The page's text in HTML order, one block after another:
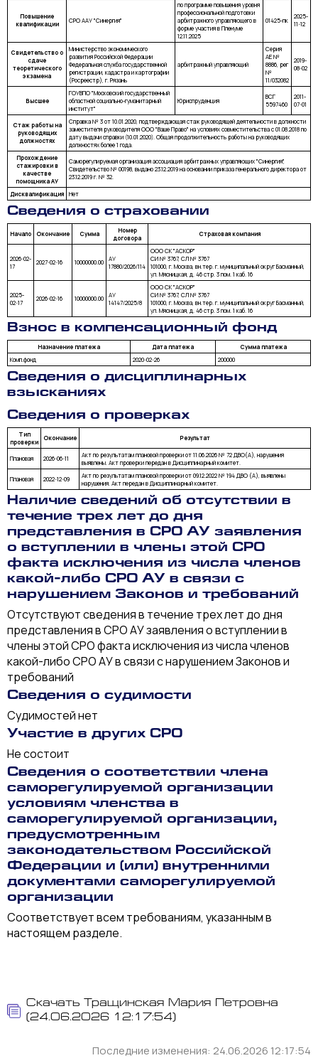
Повышение
квалификации
СРО ААУ "Синергия"
по программе повышения уровня
профессиональной подготовки
арбитражного управляющего в
форме участия в Пленуме
12.11.2025
01425-пк
2025-
11-12
Свидетельство о
сдаче
теоретического
экзамена
Министерство экономического
развития Российской Федерации
Федеральная служба государственной
регистрации, кадастра и картографии
(Росреестр), г. Рязань
арбитражный управляющий
Серия
АЕ №
8886, рег
№
11/032082
2019-
08-02
Высшее
ГОУВПО "Московский государственный
областной социально-гуманитарный
институт"
Юриспруденция
ВСГ
5597460
2011-
07-01
Стаж работы на
руководящих
должностях
Справка № 3 от 10.01.2020, подтверждающая стаж руководящей деятельности в должности
заместителя руководителя ООО "Ваше Право" на условиях совместительства с 01.08.2018 по
дату выдачи справки (10.01.2020). Общая продолжительность работы на руководящих
должностях более 1 года.
Прохождение
стажировки в
качестве
помощника АУ
Саморегулируемая организация ассоциация арбитражных управляющих "Синергия",
Свидетельство № 00198, выдано 23.12.2019 на основании приказа генерального директора от
23.12.2019 г. № 32.
Дисквалификация Нет
Сведения о страховании
Начало Окончание Сумма
Номер
договора
Страховая компания
2026-02-
17
2027-02-16 10000000.00
АУ
17880/2026/114
ООО СК "АСКОР"
СИ № 3767, СЛ № 3767
101000, г. Москва, вн.тер. г. муниципальный округ Басманный,
ул. Мясницкая, д. 46 стр. 3 пом. 1 каб. 16
2025-
02-17
2026-02-16 10000000.00
АУ
14147/2025/8
ООО СК "АСКОР"
СИ № 3767, СЛ № 3767
101000, г. Москва, вн.тер. г. муниципальный округ Басманный,
ул. Мясницкая, д. 46 стр. 3 пом. 1 каб. 16
Взнос в компенсационный фонд
Назначение платежа Дата платежа
Сумма платежа
Комп.фонд
2020-02-26 200000
Сведения о дисциплинарных
взысканиях
Сведения о проверках
Тип
проверки
Окончание Результат
Плановая 2026-06-11
Акт по результатам плановой проверки от 11.06.2026 № 72 ДВО(А), нарушения
выявлены. Акт проверки передан в Дисциплинарный комитет.
Плановая 2022-12-09
Акт по результатам плановой проверки от 09.12.2022 № 194 ДВО (А), выявлены
нарушения. Акт передан в Дисциплинарный комитет.
Наличие сведений об отсутствии в
течение трех лет до дня
представления в СРО АУ заявления
о вступлении в члены этой СРО
факта исключения из числа членов
какой-либо СРО АУ в связи с
нарушением Законов и требований
Отсутствуют сведения в течение трех лет до дня
представления в СРО АУ заявления о вступлении в
члены этой СРО факта исключения из числа членов
какой-либо СРО АУ в связи с нарушением Законов и
требований
Сведения о судимости
Судимостей нет
Участие в других СРО
Не состоит
Сведения о соответствии члена
саморегулируемой организации
условиям членства в
саморегулируемой организации,
предусмотренным
законодательством Российской
Федерации и (или) внутренними
документами саморегулируемой
организации
Соответствует всем требованиям, указанным в
настоящем разделе.
Скачать Тращинская Мария Петровна
(24.06.2026 12:17:54)
Последние изменения: 24.06.2026 12:17:54